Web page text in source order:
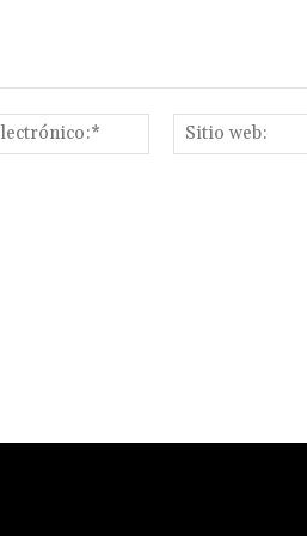
Correo
electrónico:*